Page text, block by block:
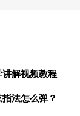
解视频教程
法怎么弹？